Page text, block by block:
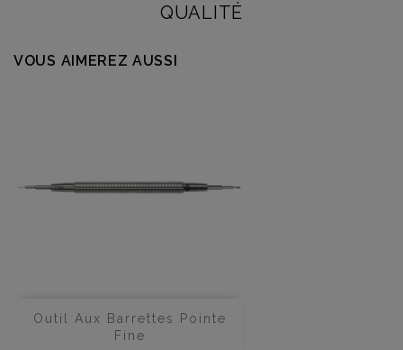
QUALITÉ
VOUS AIMEREZ AUSSI
Outil Aux Barrettes Pointe
Fine